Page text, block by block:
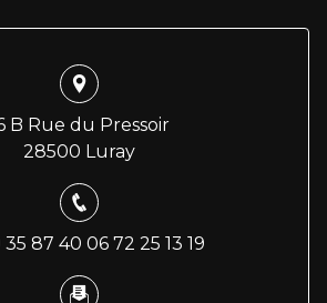
B Rue du Pressoir
28500 Luray
35 87 40 06 72 25 13 19